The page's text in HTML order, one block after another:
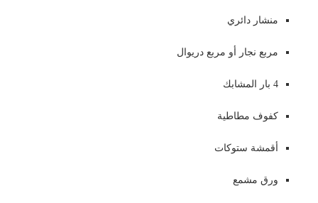
منشار دائري
مربع نجار أو مربع دريوال
4 بار المشابك
كفوف مطاطية
أقمشة ستوكات
ورق مشمع